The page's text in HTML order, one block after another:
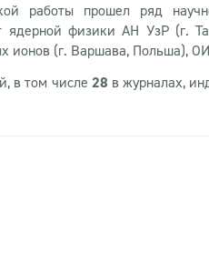
работы прошел ряд
ядерной физики АН УзР (г.
ионов (г. Варшава, Польша),
в том числе 28 в журналах,